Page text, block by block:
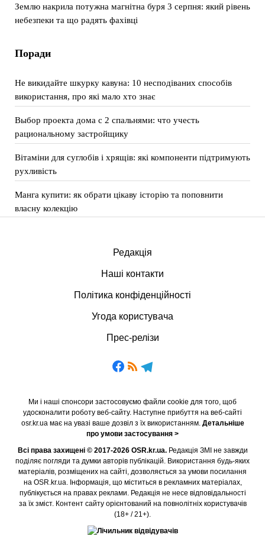
Землю накрила потужна магнітна буря 3 серпня: який рівень
небезпеки та що радять фахівці
Поради
Не викидайте шкурку кавуна: 10 несподіваних способів
використання, про які мало хто знає
Выбор проекта дома с 2 спальнями: что учесть
рациональному застройщику
Вітаміни для суглобів і хрящів: які компоненти підтримують
рухливість
Манга купити: як обрати цікаву історію та поповнити
власну колекцію
Редакція
Наші контакти
Політика конфіденційності
Угода користувача
Прес-релізи
Ми і наші спонсори застосовуємо файли cookie для того, щоб
удосконалити роботу веб-сайту. Наступне прибуття на веб-сайті
osr.kr.ua має на увазі ваше дозвіл з їх використанням. Детальніше
про умови застосування >
Всі права захищені © 2017-2026 OSR.kr.ua.Редакція ЗМІ не завжди
поділяє погляди та думки авторів публікацій. Використання будь-яких
матеріалів, розміщених на сайті, дозволяється за умови посилання
на OSR.kr.ua. Інформація, що міститься в рекламних матеріалах,
публікується на правах реклами. Редакція не несе відповідальності
за їх зміст. Контент сайту орієнтований на повнолітніх користувачів
(18+ / 21+).